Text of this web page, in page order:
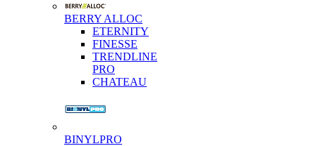
BERRY ALLOC
ETERNITY
FINESSE
TRENDLINE
PRO
CHATEAU
BINYLPRO